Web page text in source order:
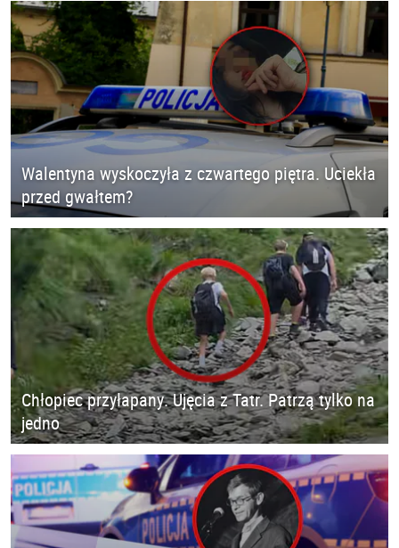
Walentyna wyskoczyła z czwartego piętra. Uciekła
przed gwałtem?
Chłopiec przyłapany. Ujęcia z Tatr. Patrzą tylko na
jedno